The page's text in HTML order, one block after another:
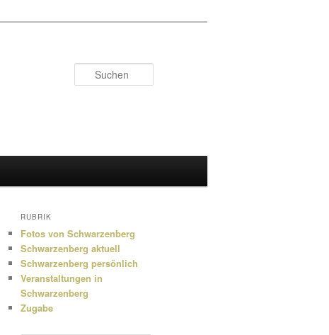
RUBRIK
Fotos von Schwarzenberg
Schwarzenberg aktuell
Schwarzenberg persönlich
Veranstaltungen in
Schwarzenberg
Zugabe